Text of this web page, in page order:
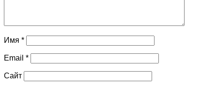
Имя *
Email *
Сайт